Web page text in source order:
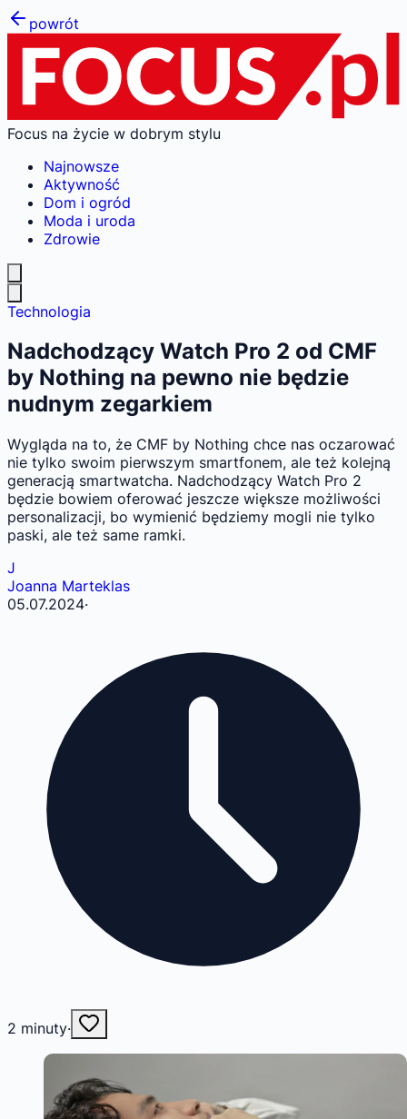
powrót
Focus na życie w dobrym stylu
Najnowsze
Aktywność
Dom i ogród
Moda i uroda
Zdrowie
Technologia
Nadchodzący Watch Pro 2 od CMF
by Nothing na pewno nie będzie
nudnym zegarkiem
Wygląda na to, że CMF by Nothing chce nas oczarować
nie tylko swoim pierwszym smartfonem, ale też kolejną
generacją smartwatcha. Nadchodzący Watch Pro 2
będzie bowiem oferować jeszcze większe możliwości
personalizacji, bo wymienić będziemy mogli nie tylko
paski, ale też same ramki.
J
Joanna Marteklas
05.07.2024·
2 minuty·